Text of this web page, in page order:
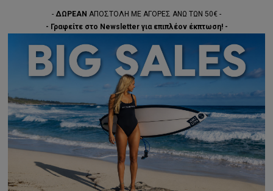
- ΔΩΡΕΑΝ ΑΠΟΣΤΟΛΗ ΜΕ ΑΓΟΡΕΣ ΑΝΩ ΤΩΝ 50€ -
- Γραφείτε στο Newsletter για επιπλέον έκπτωση! -